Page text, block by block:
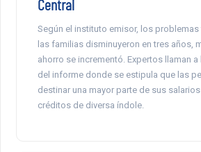
Central
Según el instituto emisor, los
las familias disminuyeron en tres años,
ahorro se incrementó. Expertos llaman a
del informe donde se estipula que las
destinar una mayor parte de sus
créditos de diversa índole.